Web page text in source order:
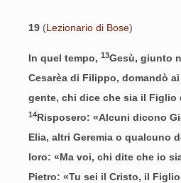
19 (Lezionario di Bose)
In quel tempo, 13Gesù, giunto
Cesarèa di Filippo, domandò
gente, chi dice che sia il Figlio
14Risposero: «Alcuni dicono
Elia, altri Geremia o qualcuno
loro: «Ma voi, chi dite che io
Pietro: «Tu sei il Cristo, il